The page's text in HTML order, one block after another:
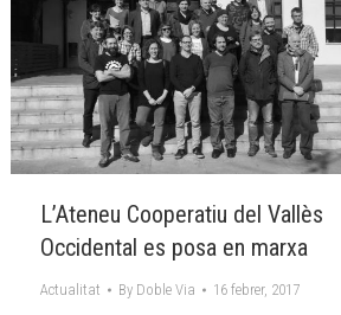
L’Ateneu Cooperatiu del Vallès
Occidental es posa en marxa
Actualitat By Doble Via 16 febrer, 2017